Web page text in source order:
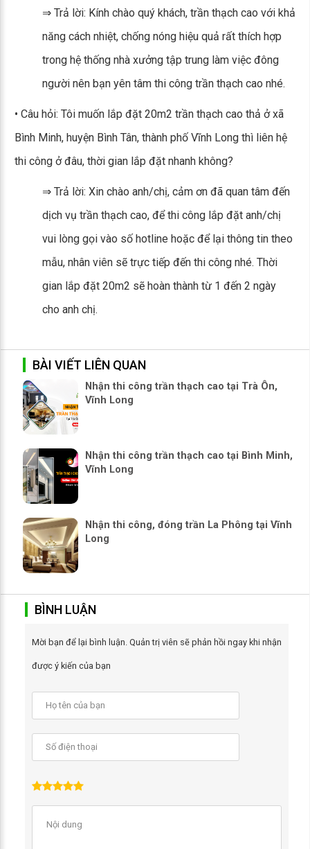
⇒ Trả lời: Kính chào quý khách, trần thạch cao với khả
năng cách nhiệt, chống nóng hiệu quả rất thích hợp
trong hệ thống nhà xưởng tập trung làm việc đông
người nên bạn yên tâm thi công trần thạch cao nhé.
• Câu hỏi: Tôi muốn lắp đặt 20m2 trần thạch cao thả ở xã
Bình Minh, huyện Bình Tân, thành phố Vĩnh Long thì liên hệ
thi công ở đâu, thời gian lắp đặt nhanh không?
⇒ Trả lời: Xin chào anh/chị, cảm ơn đã quan tâm đến
dịch vụ trần thạch cao, để thi công lắp đặt anh/chị
vui lòng gọi vào số hotline hoặc để lại thông tin theo
mẫu, nhân viên sẽ trực tiếp đến thi công nhé. Thời
gian lắp đặt 20m2 sẽ hoàn thành từ 1 đến 2 ngày
cho anh chị.
BÀI VIẾT LIÊN QUAN
Nhận thi công trần thạch cao tại Trà Ôn,
Vĩnh Long
Nhận thi công trần thạch cao tại Bình Minh,
Vĩnh Long
Nhận thi công, đóng trần La Phông tại Vĩnh
Long
BÌNH LUẬN
Mời bạn để lại bình luận. Quản trị viên sẽ phản hồi ngay khi nhận
được ý kiến của bạn